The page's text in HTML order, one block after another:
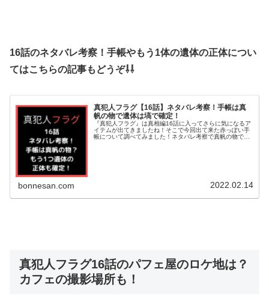
16話のネタバレ考察！手帳やもう1体の遺体の正体につい
てはこちらの記事もどうぞ⇩⇩
真犯人フラグ【16話】ネタバレ考察！手帳は真
帆の物で遺体は塙で確定！
『真犯人フラグ』は真相編16話に入ってさらに気になるア
イテムが出てきましたね！そこで今回出て来た赤っぽい手
帳について調べてみました！ネタバレ考察で真帆の物で協
bonnesan.com 2022.02.14
真犯人フラグ16話のパフェ屋のロケ地は？
カフェの撮影場所も！